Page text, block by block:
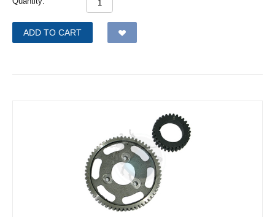
ADD TO CART